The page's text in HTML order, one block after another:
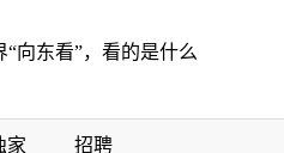
“向东看”，看的是什么
家 招聘